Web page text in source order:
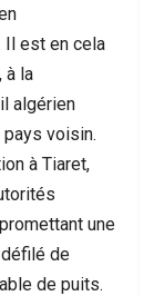
Il est en cela
à la
algérien
voisin.
à Tiaret,
une
de
de puits.